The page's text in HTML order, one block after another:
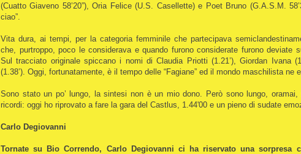
(Cuatto Giaveno 58’20”), Oria Felice (U.S. Casellette) e Poet Bruno (G.A.S.M.
ciao”.
Vita dura, ai tempi, per la categoria femminile che partecipava
che, purtroppo, poco le considerava e quando furono considerate furono deviate
Sul tracciato originale spiccano i nomi di Claudia Priotti (1.21’), Giordan Ivana
(1.38’). Oggi, fortunatamente, è il tempo delle “Fagiane” ed il mondo maschilista ne
Sono stato un po’ lungo, la sintesi non è un mio dono. Però sono lungo, oramai,
ricordi: oggi ho riprovato a fare la gara del Castlus, 1.44'00 e un pieno di sudate
Carlo Degiovanni
Tornate su Bio Correndo, Carlo Degiovanni ci ha riservato una sorpresa